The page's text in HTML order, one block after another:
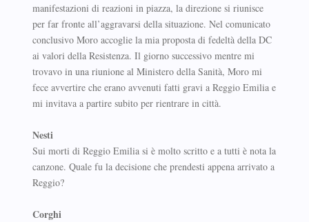
manifestazioni di reazioni in piazza, la direzione si riunisce
per far fronte all’aggravarsi della situazione. Nel comunicato
conclusivo Moro accoglie la mia proposta di fedeltà della DC
ai valori della Resistenza. Il giorno successivo mentre mi
trovavo in una riunione al Ministero della Sanità, Moro mi
fece avvertire che erano avvenuti fatti gravi a Reggio Emilia e
mi invitava a partire subito per rientrare in città.
Nesti
Sui morti di Reggio Emilia si è molto scritto e a tutti è nota la
canzone. Quale fu la decisione che prendesti appena arrivato a
Reggio?
Corghi